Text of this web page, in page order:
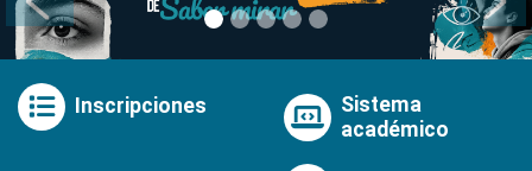
Anterior
Inscripciones
Sistema
académico